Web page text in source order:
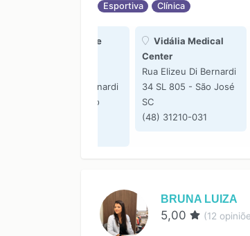
Esportiva Clínica
CEC Centro de
Rua Elizeu di Bernardi
34 Sala 510 - São
Vidália Medical
Center
Rua Elizeu Di Bernardi
34 SL 805 - São José
SC
(48) 31210-031
BRUNA LUIZA
5,00 (12